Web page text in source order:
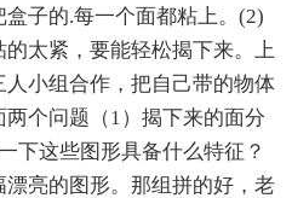
子的.每一个面都粘上。(2)
太紧，要能轻松揭下来。上
小组合作，把自己带的物体
两个问题（1）揭下来的面分
下这些图形具备什么特征？
亮的图形。那组拼的好，老